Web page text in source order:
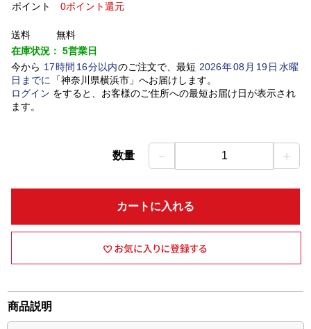
ポイント
0ポイント還元
送料
無料
在庫状況： 5営業日
今から 17時間 16分以内のご注文で、最短 2026年08 月 19日水曜
日 までに 「神奈川県横浜市」 へお届けします。
ログイン をすると、お客様のご住所への最短お届け日が表示され
ます。
数量 － 1 ＋
カートに入れる
商品説明